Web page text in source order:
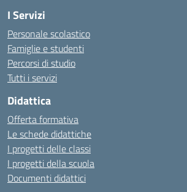
I Servizi
Personale scolastico
Famiglie e studenti
Percorsi di studio
Tutti i servizi
Didattica
Offerta formativa
Le schede didattiche
I progetti delle classi
I progetti della scuola
Documenti didattici